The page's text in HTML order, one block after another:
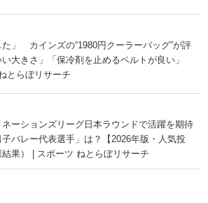
た」 カインズの“1980円クーラーバッグ”が評
大きさ」「保冷剤を止めるベルトが良い」
とらぼリサーチ
ネーションズリーグ日本ラウンドで活躍を期待
バレー代表選手」は？【2026年版・人気投
果） | スポーツ ねとらぼリサーチ